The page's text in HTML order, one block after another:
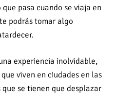
pasa cuando se viaja en
podrás tomar algo
experiencia inolvidable,
viven en ciudades en las
se tienen que desplazar